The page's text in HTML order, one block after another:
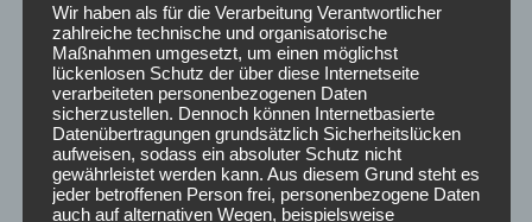
Wir haben als für die Verarbeitung Verantwortlicher
zahlreiche technische und organisatorische
Maßnahmen umgesetzt, um einen möglichst
lückenlosen Schutz der über diese Internetseite
verarbeiteten personenbezogenen Daten
sicherzustellen. Dennoch können Internetbasierte
Datenübertragungen grundsätzlich Sicherheitslücken
aufweisen, sodass ein absoluter Schutz nicht
gewährleistet werden kann. Aus diesem Grund steht es
jeder betroffenen Person frei, personenbezogene Daten
auch auf alternativen Wegen, beispielsweise